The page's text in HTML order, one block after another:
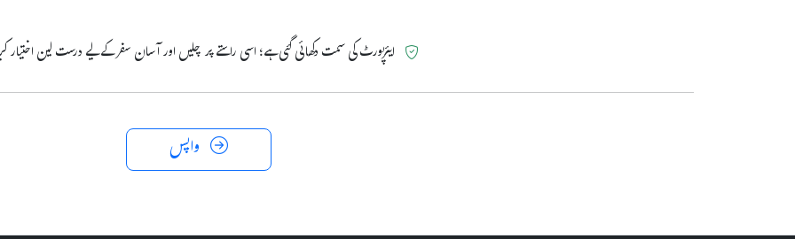
ایئرپورٹ کی سمت دکھائی گئی ہے؛ اسی راستے پر چلیں اور آسان سفر کے لیے درست لین
واپس